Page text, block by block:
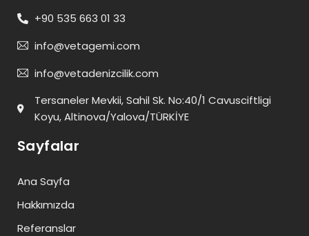
+90 535 663 01 33
info@vetagemi.com
info@vetadenizcilik.com
Tersaneler Mevkii, Sahil Sk. No:40/1 Cavusciftligi
Koyu, Altinova/Yalova/TÜRKİYE
Sayfalar
Ana Sayfa
Hakkımızda
Referanslar